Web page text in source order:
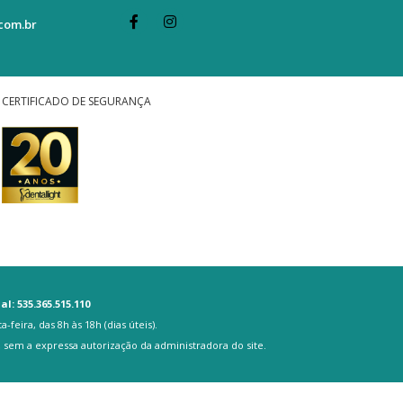
CERTIFICADO DE SEGURANÇA
535.365.515.110
feira, das 8h às 18h (dias úteis).
a expressa autorização da administradora do site.